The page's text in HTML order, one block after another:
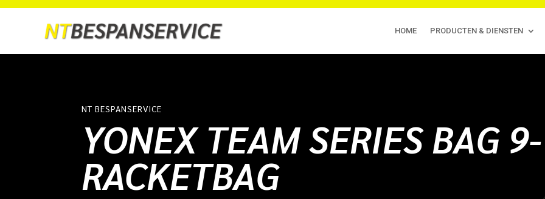
HOME PRODUCTEN & DIENSTEN
NT BESPANSERVICE
YONEX TEAM SERIES BAG 9-
RACKETBAG